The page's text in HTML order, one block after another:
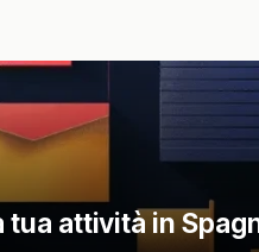
attività in